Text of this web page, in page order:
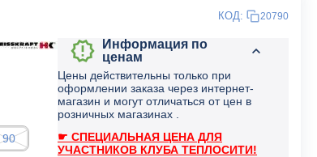
КОД: 20790
90
Информация по
ценам
Цены действительны только при
оформлении заказа через интернет-
магазин и могут отличаться от цен в
розничных магазинах .
☛ СПЕЦИАЛЬНАЯ ЦЕНА ДЛЯ
УЧАСТНИКОВ КЛУБА ТЕПЛОСИТИ!